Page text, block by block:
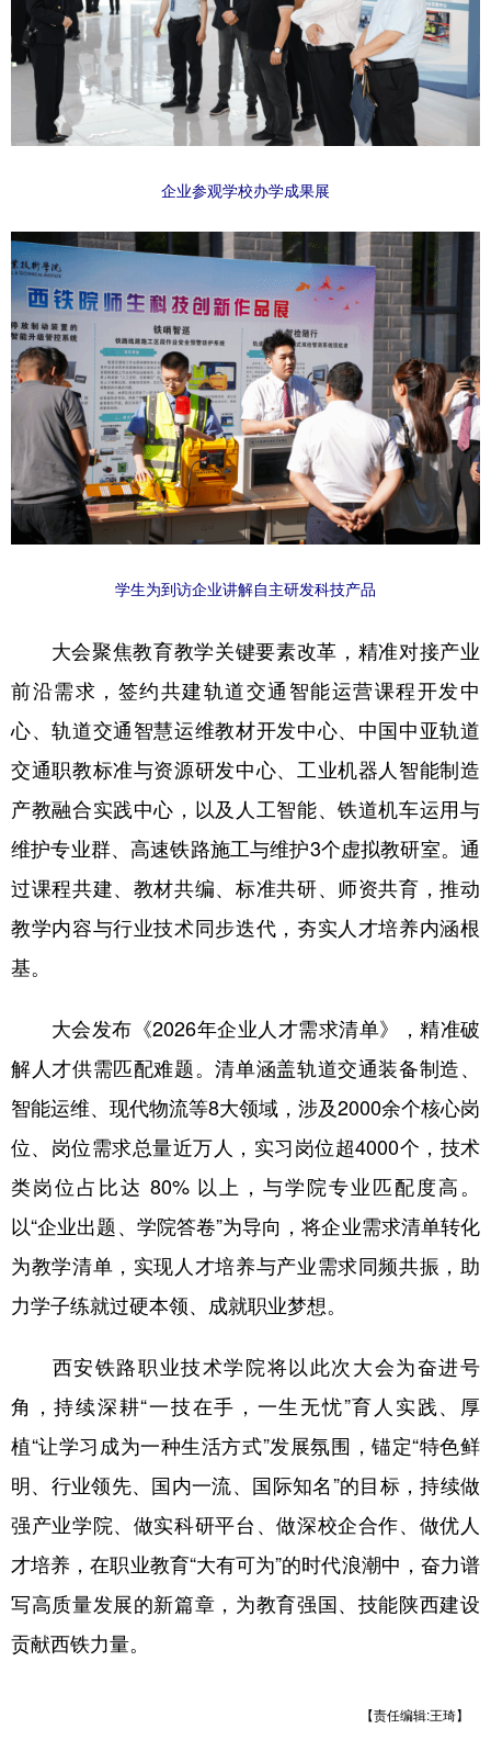
企业参观学校办学成果展
学生为到访企业讲解自主研发科技产品
大会聚焦教育教学关键要素改革，精准对接产业
前沿需求，签约共建轨道交通智能运营课程开发中
心、轨道交通智慧运维教材开发中心、中国中亚轨道
交通职教标准与资源研发中心、工业机器人智能制造
产教融合实践中心，以及人工智能、铁道机车运用与
维护专业群、高速铁路施工与维护3个虚拟教研室。通
过课程共建、教材共编、标准共研、师资共育，推动
教学内容与行业技术同步迭代，夯实人才培养内涵根
基。
大会发布《2026年企业人才需求清单》，精准破
解人才供需匹配难题。清单涵盖轨道交通装备制造、
智能运维、现代物流等8大领域，涉及2000余个核心岗
位、岗位需求总量近万人，实习岗位超4000个，技术
类岗位占比达 80% 以上，与学院专业匹配度高。
以“企业出题、学院答卷”为导向，将企业需求清单转化
为教学清单，实现人才培养与产业需求同频共振，助
力学子练就过硬本领、成就职业梦想。
西安铁路职业技术学院将以此次大会为奋进号
角，持续深耕“一技在手，一生无忧”育人实践、厚
植“让学习成为一种生活方式”发展氛围，锚定“特色鲜
明、行业领先、国内一流、国际知名”的目标，持续做
强产业学院、做实科研平台、做深校企合作、做优人
才培养，在职业教育“大有可为”的时代浪潮中，奋力谱
写高质量发展的新篇章，为教育强国、技能陕西建设
贡献西铁力量。
【责任编辑:王琦】